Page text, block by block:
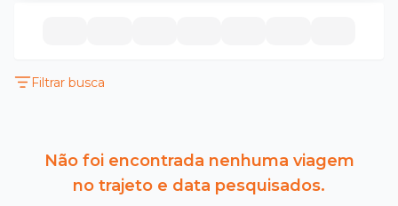
Filtrar busca
Não foi encontrada nenhuma viagem
no trajeto e data pesquisados.